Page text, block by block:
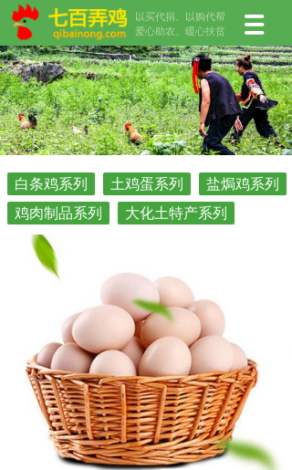
以买代捐、以购代帮
爱心助农、暖心扶贫
白条鸡系列 土鸡蛋系列
盐焗鸡系列
鸡肉制品系列
大化土特产系列